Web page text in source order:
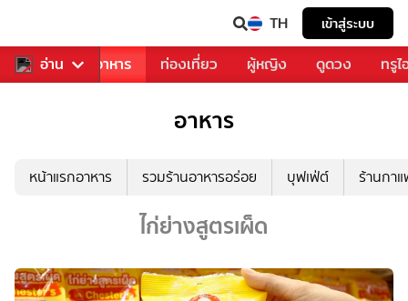
TH เข้าสู่ระบบ
อ่าน
การเพลง อาหาร ท่องเที่ยว ผู้หญิง ดูดวง ทรู
อาหาร
หน้าแรกอาหาร รวมร้านอาหารอร่อย บุฟเฟ่ต์ ร้านกา
ไก่ย่างสูตรเผ็ด